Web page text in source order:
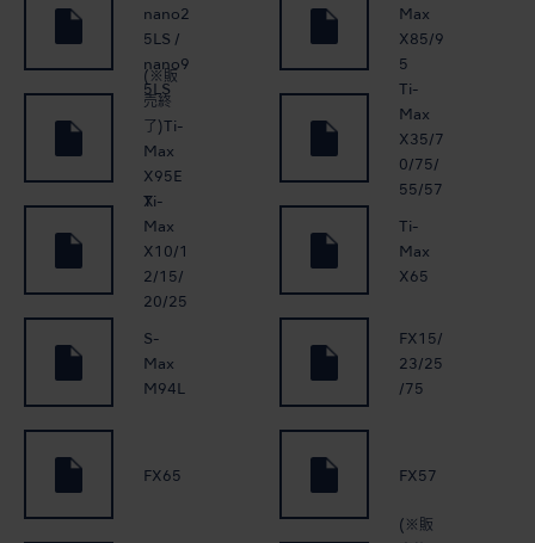
nano2
5LS /
nano9
5LS
Max
X85/9
5
(※販
売終
了)Ti-
Max
X95E
X
Ti-
Max
X35/7
0/75/
55/57
Ti-
Max
X10/1
2/15/
20/25
Ti-
Max
X65
S-
Max
M94L
FX15/
23/25
/75
FX65 FX57
(※販